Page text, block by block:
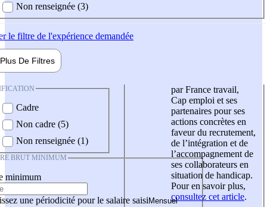
Non renseignée (3)
le filtre de l'expérience demandée
Plus De Filtres
Cadre
Non cadre (5)
Non renseignée (1)
BRUT MINIMUM
minimum
une périodicité pour le salaire saisi
par France travail,
Cap emploi et ses
partenaires pour ses
actions concrètes en
faveur du recrutement,
de l’intégration et de
l’accompagnement de
ses collaborateurs en
situation de handicap.
Pour en savoir plus,
consultez cet article.